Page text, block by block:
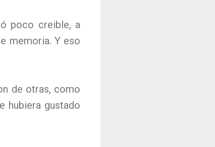
poco creible, a
memoria. Y eso
de otras, como
hubiera gustado